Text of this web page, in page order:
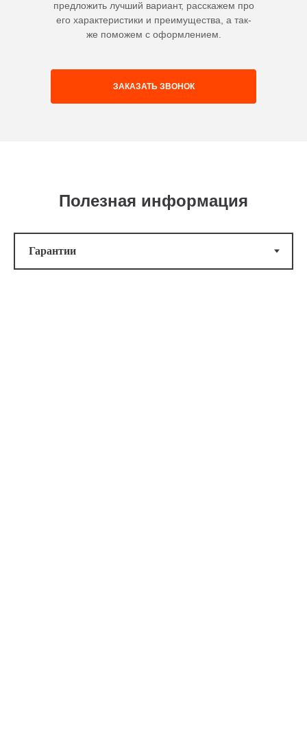
предложить лучший вариант, расскажем про
его характеристики и преимущества, а так-
же поможем с оформлением.
ЗАКАЗАТЬ ЗВОНОК
Полезная информация